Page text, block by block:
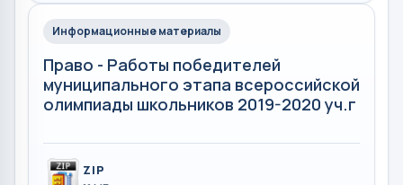
Информационные материалы
Право - Работы победителей
муниципального этапа всероссийской
олимпиады школьников 2019-2020 уч.г
ZIP